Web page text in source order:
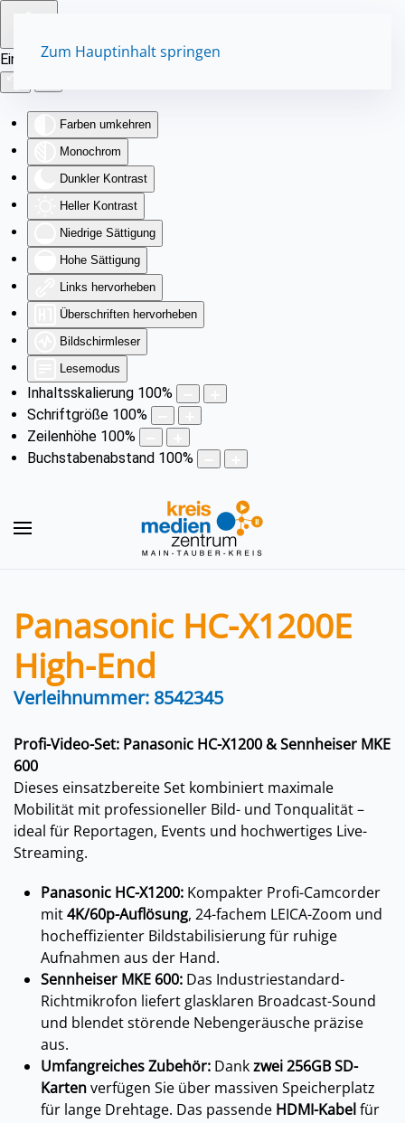
Eingabehilfen öffnen
Farben umkehren
Monochrom
Dunkler Kontrast
Heller Kontrast
Niedrige Sättigung
Hohe Sättigung
Links hervorheben
Überschriften hervorheben
Bildschirmleser
Lesemodus
Inhaltsskalierung 100%
Schriftgröße 100%
Zeilenhöhe 100%
Buchstabenabstand 100%
Zum Hauptinhalt springen
Panasonic HC-X1200E
High-End
Verleihnummer: 8542345
Profi-Video-Set: Panasonic HC-X1200 & Sennheiser MKE
600
Dieses einsatzbereite Set kombiniert maximale
Mobilität mit professioneller Bild- und Tonqualität –
ideal für Reportagen, Events und hochwertiges Live-
Streaming.
Panasonic HC-X1200: Kompakter Profi-Camcorder
mit4K/60p-Auflösung, 24-fachem LEICA-Zoom und
hocheffizienter Bildstabilisierung für ruhige
Aufnahmen aus der Hand.
Sennheiser MKE 600: Das Industriestandard-
Richtmikrofon liefert glasklaren Broadcast-Sound
und blendet störende Nebengeräusche präzise
aus.
Umfangreiches Zubehör: Dankzwei 256GB SD-
Kartenverfügen Sie über massiven Speicherplatz
für lange Drehtage. Das passende HDMI-Kabelfür